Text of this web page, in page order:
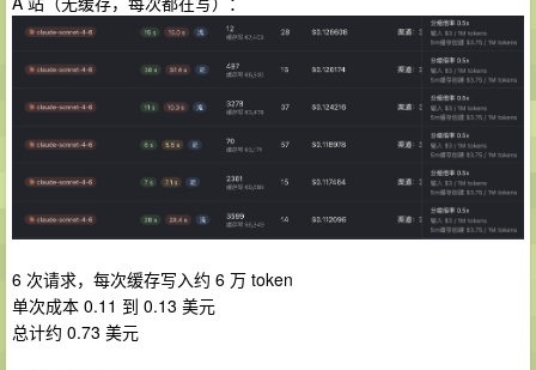
6 次请求，每次缓存写入约 6 万 token
单次成本 0.11 到 0.13 美元
总计约 0.73 美元